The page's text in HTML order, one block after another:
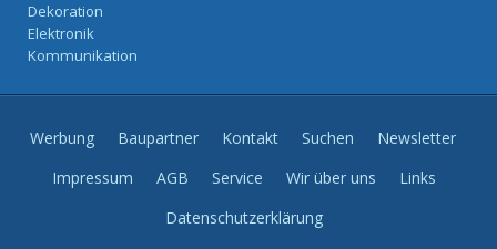
Dekoration
Elektronik
Kommunikation
Werbung Baupartner Kontakt Suchen
Newsletter
Impressum
AGB Service Wir über uns
Links
Datenschutzerklärung